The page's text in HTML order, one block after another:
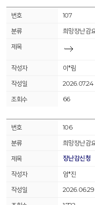
107
희망장난감
이*림
2026.07.24
66
106
희망장난감
장난감신청
엄*진
2026.06.29